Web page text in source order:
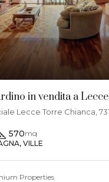
in vendita a Lecce
570mq
VILLE
Properties